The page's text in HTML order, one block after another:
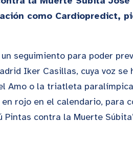
como Cardiopredict,
seguimiento para poder
Iker Casillas, cuya voz se
Amo o la triatleta
rojo en el calendario, para
contra la Muerte